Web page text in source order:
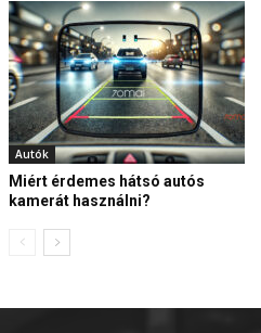
Autók
Miért érdemes hátsó autós
kamerát használni?